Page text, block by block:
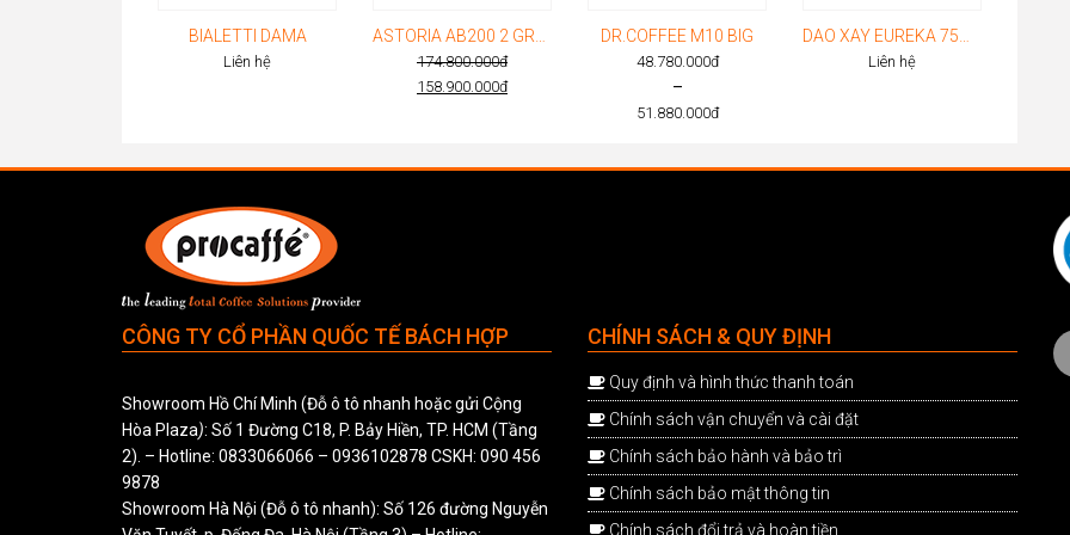
BIALETTI DAMA
Liên hệ
ASTORIA AB200 2 GROUP TOUCH DISPLAY
174.800.000đ
Original
174.800.000đ.
158.900.000đ
is:
DR.COFFEE M10 BIG
48.780.000đ
–
51.880.000đ
range:
DAO XAY EUREKA 75MM
Liên hệ
CÔNG TY CỔ PHẦN QUỐC TẾ BÁCH HỢP
Showroom Hồ Chí Minh (Đỗ ô tô nhanh hoặc gửi Cộng
Hòa Plaza): Số 1 Đường C18, P. Bảy Hiền, TP. HCM (Tầng
2). – Hotline: 0833066066 – 0936102878 CSKH: 090 456
9878
Showroom Hà Nội (Đỗ ô tô nhanh): Số 126 đường Nguyễn
CHÍNH SÁCH & QUY ĐỊNH
Quy định và hình thức thanh toán
Chính sách vận chuyển và cài đặt
Chính sách bảo hành và bảo trì
Chính sách bảo mật thông tin
Chính sách đổi trả và hoàn tiền